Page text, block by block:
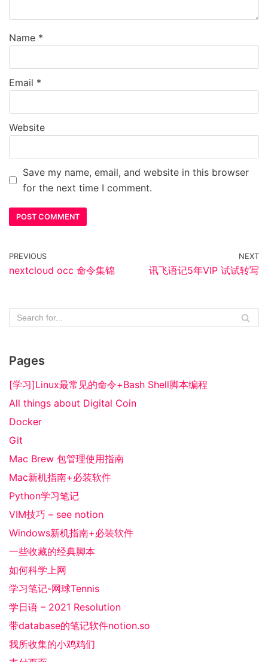
Name *
Email *
Website
Save my name, email, and website in this browser
for the next time I comment.
PREVIOUS
nextcloud occ 命令集锦
NEXT
讯飞语记5年VIP 试试转写
Pages
[学习]Linux最常见的命令+Bash Shell脚本编程
All things about Digital Coin
Docker
Git
Mac Brew 包管理使用指南
Mac新机指南+必装软件
Python学习笔记
VIM技巧 – see notion
Windows新机指南+必装软件
一些收藏的经典脚本
如何科学上网
学习笔记-网球Tennis
学日语 – 2021 Resolution
带database的笔记软件notion.so
我所收集的小鸡鸡们